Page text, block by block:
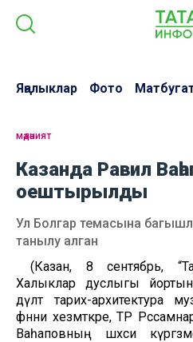
Яңалыклар Фото
мәдәният
Казанда Равил
оештырылды
Ул Болгар темасына
танылу алган
(Казан, 8 сентябрь,
Халыклар дуслыгы
дәүләт тарих-архитектура
фәнни хезмәткәре, ТР
Ваһаповның шәхси